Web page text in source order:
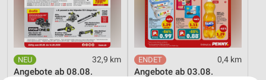
32,9 km
Angebote ab 08.08.
0,4 km
Angebote ab 03.08.